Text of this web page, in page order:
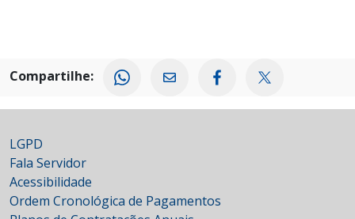
Compartilhe:
LGPD
Fala Servidor
Acessibilidade
Ordem Cronológica de Pagamentos